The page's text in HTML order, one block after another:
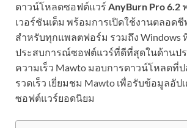
ดาวน์โหลดซอฟต์แวร์ AnyBurn Pro 6.2
เวอร์ชันเต็ม พร้อมการเปิดใช้งานตลอด
สำหรับทุกแพลตฟอร์ม รวมถึง Windows
ประสบการณ์ซอฟต์แวร์ที่ดีที่สุดในด้านป
ความเร็ว Mawto มอบการดาวน์โหลดที่
รวดเร็ว เยี่ยมชม Mawto เพื่อรับข้อมูลอัป
ซอฟต์แวร์ยอดนิยม